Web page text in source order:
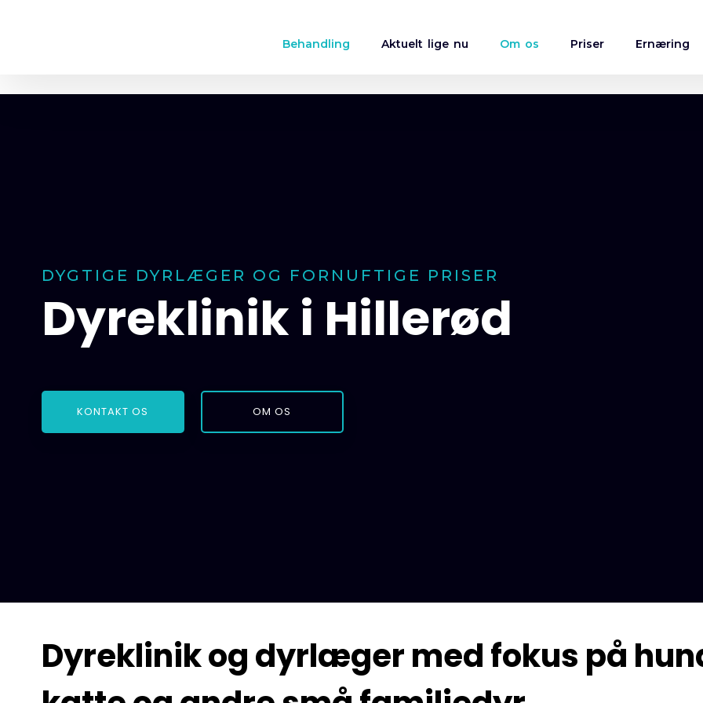
Behandling Aktuelt lige nu Om os Priser Ernæring
DYGTIGE DYRLÆGER OG FORNUFTIGE PRISER​
Dyreklinik i Hillerød
KONTAKT OS OM OS
Dyreklinik og dyrlæger med fokus på